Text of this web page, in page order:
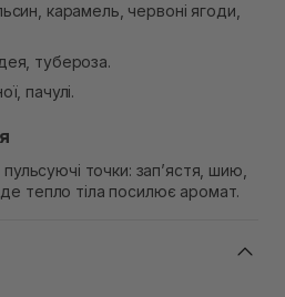
карамель, червоні ягоди,
тубероза.
пачулі.
точки: зап’ястя, шию,
де тепло тіла посилює аромат.